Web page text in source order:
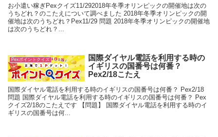
お小遣い稼ぎPexクイズ11/292018年冬季オリンピックの開催地は次の
うちどれ？のこたえについて調べました 2018年冬季オリンピックの開
催地は次のうちどれ？Pex11/29 問題 2018年冬季オリンピックの開催地
は次のうちどれ？...
Pexポイントクイズ
国際ダイヤル電話を利用する時の
イギリスの国番号は何番？
Pex2/18こたえ
国際ダイヤル電話を利用する時のイギリスの国番号は何番？ Pex2/18
問題 国際ダイヤル電話を利用する時のイギリスの国番号は何番？ Pex
クイズ2/18のこたえです 【問題】 国際ダイヤル電話を利用する時のイ
ギリスの国番号は何...